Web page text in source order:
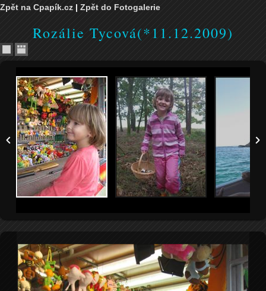
Zpět na Cpapík.cz | Zpět do Fotogalerie
Rozálie Tycová(*11.12.2009)